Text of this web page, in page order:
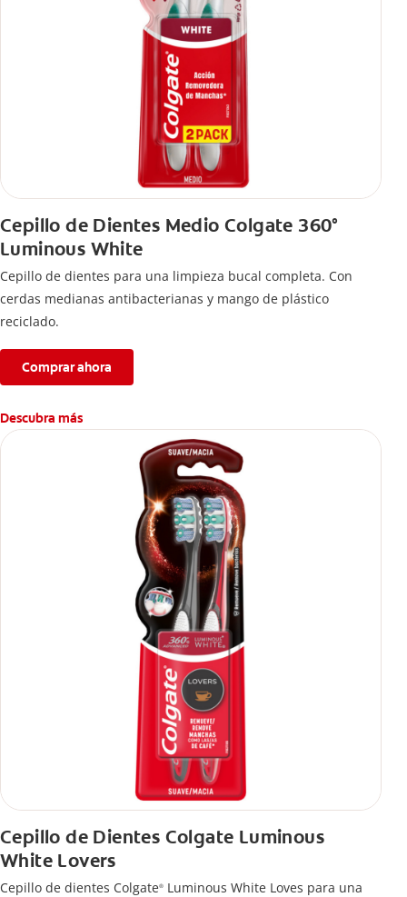
Cepillo de Dientes Medio Colgate 360°
Luminous White
Cepillo de dientes para una limpieza bucal completa. Con
cerdas medianas antibacterianas y mango de plástico
reciclado.
Comprar ahora
Descubra más
Cepillo de Dientes Colgate Luminous
White Lovers
Cepillo de dientes Colgate® Luminous White Loves para una